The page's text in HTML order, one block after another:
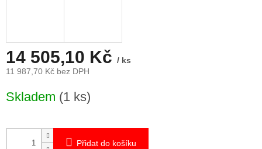
14 505,10 Kč / ks
11 987,70 Kč bez DPH
cena:
Skladem (1 ks)
Přidat do košíku